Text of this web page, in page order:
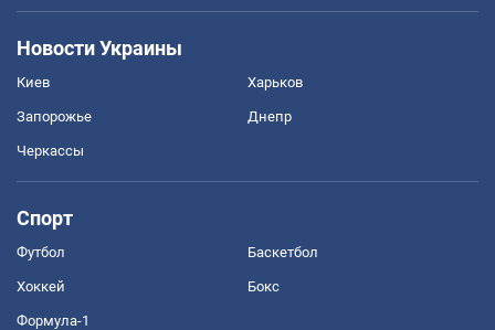
Новости Украины
Киев Харьков
Запорожье Днепр
Черкассы
Спорт
Футбол Баскетбол
Хоккей Бокс
Формула-1